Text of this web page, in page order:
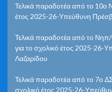
Τελικά παραδοτέα από το 10ο
έτος 2025-26-Υπεύθυνη
Τελικά παραδοτέα από το Νηπ/
για το σχολικό έτος 2025-26-
Λαζαρίδου
Τελικά παραδοτέα από το 7ο
σχολικό έτος 2025-26-